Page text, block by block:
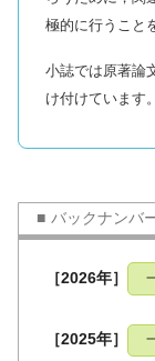
極的に行うこと
小誌では原著論
け付けています
バックナンバ
［2026年］
［2025年］